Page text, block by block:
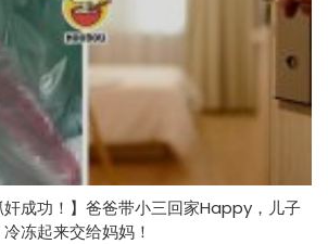
奸成功！】爸爸带小三回家Happy，儿子
冻起来交给妈妈！